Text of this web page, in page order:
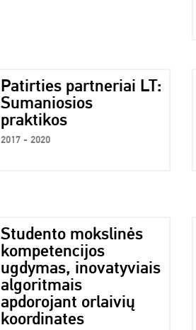
Patirties partneriai LT:
Sumaniosios
praktikos
2017 - 2020
Studento mokslinės
kompetencijos
ugdymas, inovatyviais
algoritmais
apdorojant orlaivių
koordinates